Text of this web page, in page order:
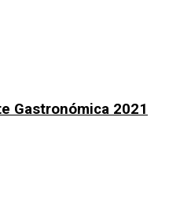
Gastronómica 2021